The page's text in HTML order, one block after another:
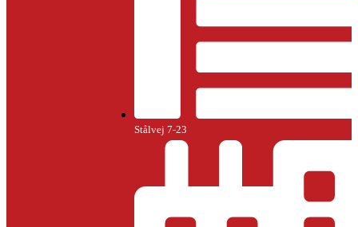
Stålvej 7-23